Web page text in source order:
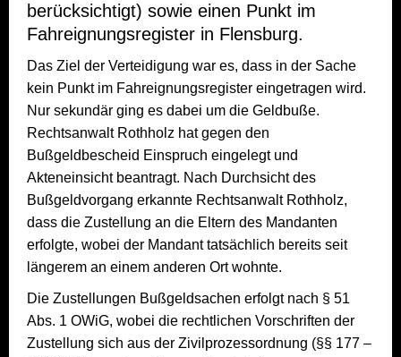
berücksichtigt) sowie einen Punkt im
Fahreignungsregister in Flensburg.
Das Ziel der Verteidigung war es, dass in der Sache
kein Punkt im Fahreignungsregister eingetragen wird.
Nur sekundär ging es dabei um die Geldbuße.
Rechtsanwalt Rothholz hat gegen den
Bußgeldbescheid Einspruch eingelegt und
Akteneinsicht beantragt. Nach Durchsicht des
Bußgeldvorgang erkannte Rechtsanwalt Rothholz,
dass die Zustellung an die Eltern des Mandanten
erfolgte, wobei der Mandant tatsächlich bereits seit
längerem an einem anderen Ort wohnte.
Die Zustellungen Bußgeldsachen erfolgt nach § 51
Abs. 1 OWiG, wobei die rechtlichen Vorschriften der
Zustellung sich aus der Zivilprozessordnung (§§ 177 –